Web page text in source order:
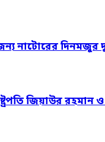
নাটোরের দিনমজুর
জিয়াউর রহমান